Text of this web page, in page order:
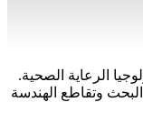
الرعاية الصحية.
وتقاطع الهندسة